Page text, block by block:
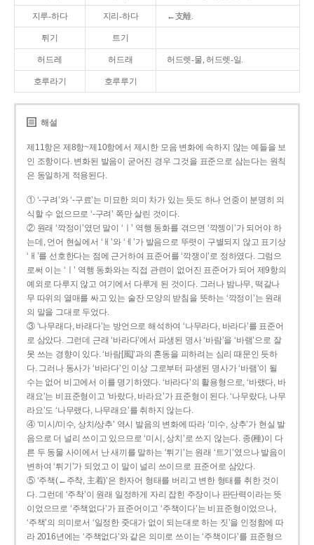
지루-하다 지리-하다 ←支離.
튀기 트기
허드레 허드래 허드렛-물, 허드렛-일.
호루라기 호루루기
해설
제11항은 제8항~제10항에서 제시한 모음 변화에 속하지 않는 예들을 보
인 조항이다. 변화된 발음이 굳어진 경우 그것을 표준으로 삼는다는 원칙
은 동일하게 적용된다.
① ‘-구려’와 ‘-구료’는 미묘한 의미 차가 있는 듯도 하나 언중이 분명히 의
식할 수 없으므로 ‘-구려’ 쪽만 살린 것이다.
② 원래 ‘깍정이’였던 말이 ‘ㅣ’ 역행 동화를 겪으면 ‘깍젱이’가 되어야 하
는데, 언어 현실에서 ‘ㅐ’와 ‘ㅔ’가 발음으로 뚜렷이 구별되지 않고 표기상
‘ㅐ’를 선호한다는 점에 근거하여 표준어를 ‘깍쟁이’로 정하였다. 그럼으
로써 이는 ‘ㅣ’ 역행 동화와는 직접 관련이 없어진 표준어가 되어 제9항의
예외로 다루지 않고 여기에서 다루게 된 것이다. 그러나 밤나무, 떡갈나
무 따위의 열매를 싸고 있는 술잔 모양의 받침을 뜻하는 ‘깍정이’는 원래
의 말을 그대로 두었다.
③ ‘나무래다, 바래다’는 방언으로 해석하여 ‘나무라다, 바라다’를 표준어
로 삼았다. 그런데 근래 ‘바라다’에서 파생된 명사 ‘바람’을 ‘바램’으로 잘
못 쓰는 경향이 있다. ‘바람[風]’과의 혼동을 피하려는 심리 때문인 듯하
다. 그러나 동사가 ‘바라다’인 이상 그로부터 파생된 명사가 ‘바램’이 될
수는 없어 비고에서 이를 명기하였다. ‘바라다’의 활용형으로, ‘바랬다, 바
래요’는 비표준형이고 ‘바랐다, 바라요’가 표준형이 된다. ‘나무랐다, 나무
라요’도 ‘나무랬다, 나무래요’를 취하지 않는다.
④ ‘미시/미수, 상치/상추’ 역시 발음의 변화에 따라 ‘미수, 상추’가 현실 발
음으로 더 널리 쓰이고 있으므로 ‘미시, 상치’로 쓰지 않는다. 종(種)이 다
른 두 동물 사이에서 난 새끼를 말하는 ‘튀기’는 원래 ‘트기’였으나 발음이
변하여 ‘튀기’가 되었고 이 말이 널리 쓰이므로 표준어로 삼았다.
⑤ ‘주책(←주착, 主着)’은 한자어 형태를 버리고 변한 형태를 취한 것이
다. 그런데 ‘주착’이 원래 일정하게 자리 잡힌 주장이나 판단력이라는 뜻
이었으므로 ‘주책없다’가 표준어이고 ‘주책이다’는 비표준형이었으나,
‘주책’의 의미로서 ‘일정한 줏대가 없이 되는대로 하는 짓’을 인정함에 따
라 2016년에는 ‘주책없다’와 같은 의미로 쓰이는 ‘주책이다’를 표준형으